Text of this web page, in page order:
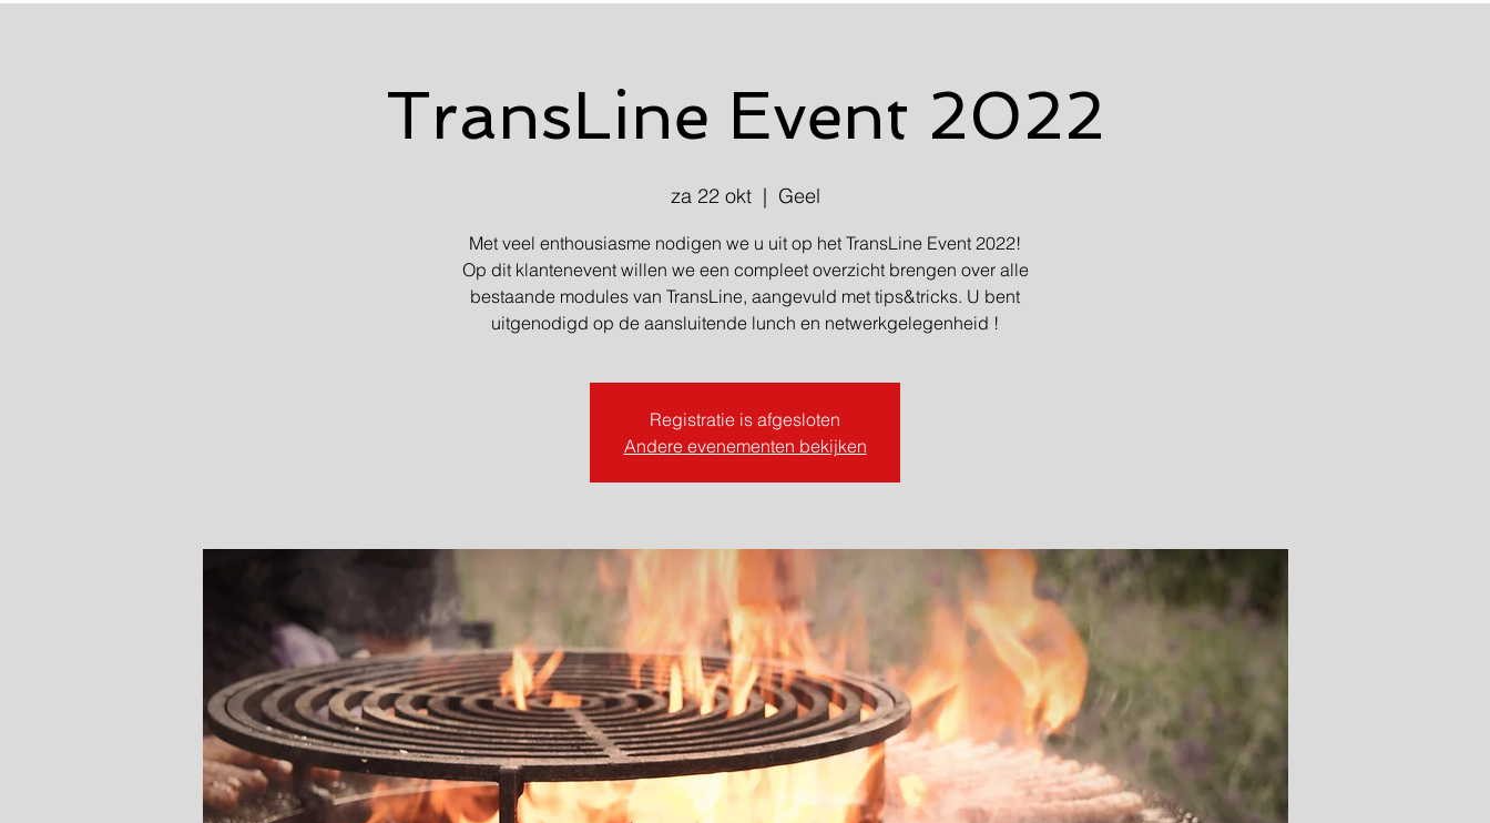
TransLine Event 2022
za 22 okt
  |
Geel
Met veel enthousiasme nodigen we u uit op het TransLine Event 2022!
Op dit klantenevent willen we een compleet overzicht brengen over alle
bestaande modules van TransLine, aangevuld met tips&tricks. U bent
uitgenodigd op de aansluitende lunch en netwerkgelegenheid !
Registratie is afgesloten
Andere evenementen bekijken